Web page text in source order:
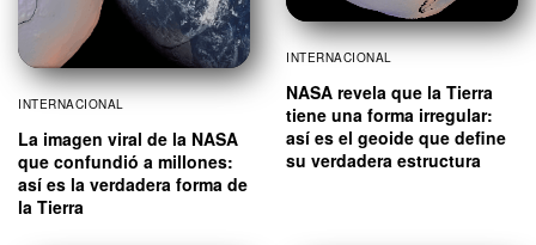
INTERNACIONAL
La imagen viral de la NASA
que confundió a millones:
así es la verdadera forma de
la Tierra
INTERNACIONAL
NASA revela que la Tierra
tiene una forma irregular:
así es el geoide que define
su verdadera estructura